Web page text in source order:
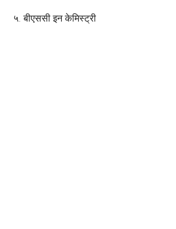
५. बीएससी इन केमिस्ट्री